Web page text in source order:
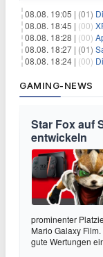
08.08. 19:05 | (01)
08.08. 18:45 | (00)
08.08. 18:28 | (00)
08.08. 18:27 | (01)
08.08. 18:24 | (00)
GAMING-NEWS
Star Fox auf
entwickeln
prominenter
Mario Galaxy
gute Wertungen